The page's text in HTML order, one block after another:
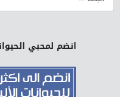
انضم لمحبي